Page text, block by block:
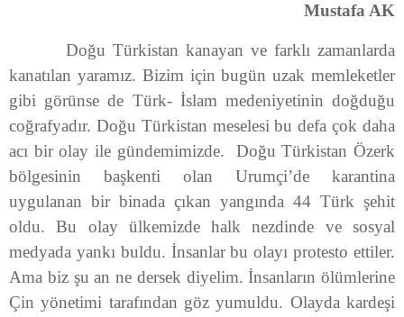
Mustafa AK
Doğu Türkistan kanayan ve farklı zamanlarda
kanatılan yaramız. Bizim için bugün uzak memleketler
gibi görünse de Türk- İslam medeniyetinin doğduğu
coğrafyadır. Doğu Türkistan meselesi bu defa çok daha
acı bir olay ile gündemimizde. Doğu Türkistan Özerk
bölgesinin başkenti olan Urumçi’de karantina
uygulanan bir binada çıkan yangında 44 Türk şehit
oldu. Bu olay ülkemizde halk nezdinde ve sosyal
medyada yankı buldu. İnsanlar bu olayı protesto ettiler.
Ama biz şu an ne dersek diyelim. İnsanların ölümlerine
Çin yönetimi tarafından göz yumuldu. Olayda kardeşi